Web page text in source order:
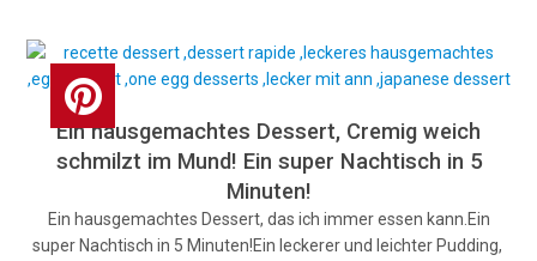
Ein hausgemachtes Dessert, Cremig weich
schmilzt im Mund! Ein super Nachtisch in 5
Minuten!
Ein hausgemachtes Dessert, das ich immer essen kann.Ein
super Nachtisch in 5 Minuten!Ein leckerer und leichter Pudding,